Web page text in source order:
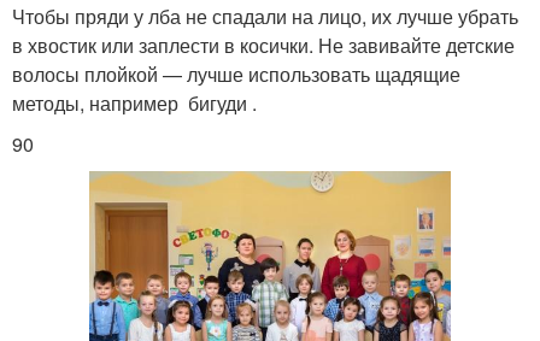
Чтобы пряди у лба не спадали на лицо, их лучше убрать
в хвостик или заплести в косички. Не завивайте детские
волосы плойкой — лучше использовать щадящие
методы, например бигуди .
90